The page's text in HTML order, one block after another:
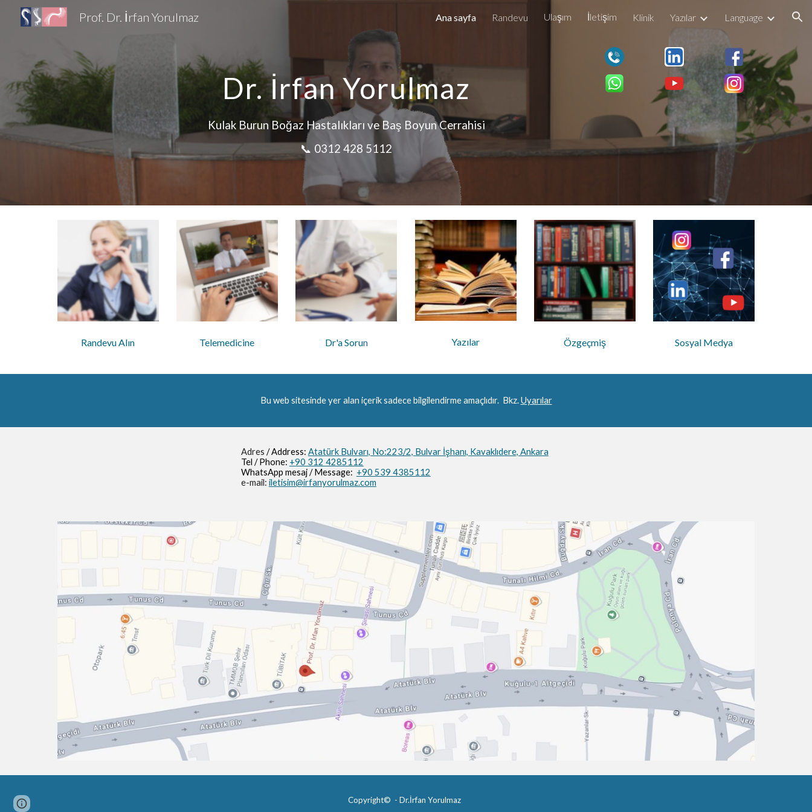
Skip to navigation
Prof. Dr. İrfan Yorulmaz Ana sayfa Randevu Ulaşım İletişim Klinik Yazılar Language
Dr. İrfan Yorulmaz
Kulak Burun Boğaz Hastalıkları ve Baş Boyun Cerrahisi
📞 0312 428 5112
Randevu Alın Telemedicine Dr'a Sorun Yazılar Özgeçmiş Sosyal Medya
Bu web sitesinde yer alan içerik sadece bilgilendirme amaçlıdır. Bkz.Uyarılar
Adres / Address: Atatürk Bulvarı, No:223/2, Bulvar İşhanı, Kavaklıdere, Ankara
Tel / Phone: +90 312 4285112
WhatsApp mesaj / Message: +90 539 4385112
e-mail: iletisim@irfanyorulmaz.com
Copyright© - Dr.İrfan Yorulmaz